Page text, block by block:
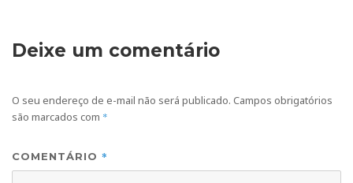
Deixe um comentário
O seu endereço de e-mail não será publicado. Campos obrigatórios
são marcados com *
COMENTÁRIO *